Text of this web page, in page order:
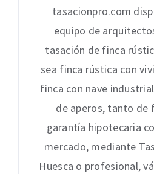
tasacionpro.com
equipo de
tasación de finca
sea finca rústica con
finca con nave
de aperos, tanto de
garantía hipotecaria
mercado, mediante
Huesca o profesional,